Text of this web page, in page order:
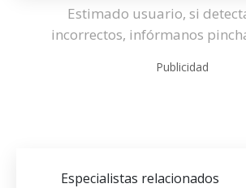
Estimado usuario, si
incorrectos, infórmanos
Publicidad
Especialistas relacionados